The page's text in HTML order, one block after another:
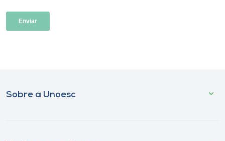
Sobre a Unoesc